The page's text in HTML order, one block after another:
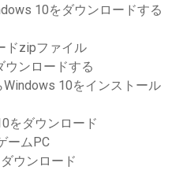
10をダウンロードする
ドzipファイル
ウンロードする
10をインストール
をダウンロード
ームPC
ウンロード